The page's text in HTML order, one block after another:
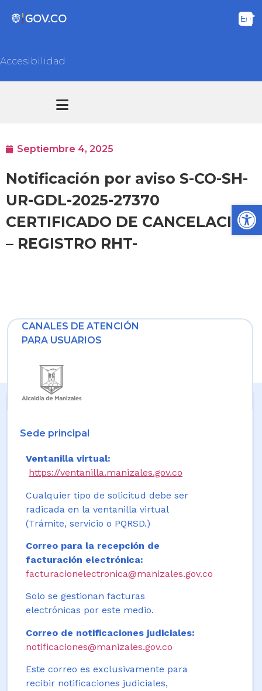
Accesibilidad
Septiembre 4, 2025
Notificación por aviso S-CO-SH-
UR-GDL-2025-27370
CERTIFICADO DE CANCELACION
– REGISTRO RHT-
CANALES DE ATENCIÓN
PARA USUARIOS
Sede principal
Ventanilla virtual:
https://ventanilla.manizales.gov.co
Cualquier tipo de solicitud debe ser
radicada en la ventanilla virtual
(Trámite, servicio o PQRSD.)
Correo para la recepción de
facturación electrónica:
facturacionelectronica@manizales.gov.co
Solo se gestionan facturas
electrónicas por este medio.
Correo de notificaciones judiciales:
notificaciones@manizales.gov.co
Este correo es exclusivamente para
recibir notificaciones judiciales,